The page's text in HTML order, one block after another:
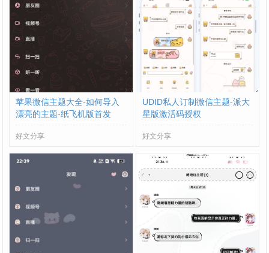
苹果微信主题大全-如何导入
漂亮的主题-纸飞机版首发
好文分享
UDID私人订制微信主题-派大
星版激活码授权
好文分享